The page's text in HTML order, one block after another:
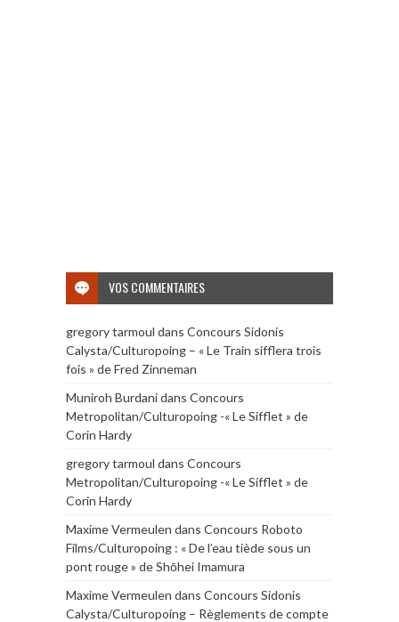
VOS COMMENTAIRES
gregory tarmoul dans Concours Sidonis
Calysta/Culturopoing – « Le Train sifflera trois
fois » de Fred Zinneman
Muniroh Burdanidans Concours
Metropolitan/Culturopoing -« Le Sifflet » de
Corin Hardy
gregory tarmoul dans Concours
Metropolitan/Culturopoing -« Le Sifflet » de
Corin Hardy
Maxime Vermeulen dans Concours Roboto
Films/Culturopoing : « De l’eau tiède sous un
pont rouge » de Shōhei Imamura
Maxime Vermeulen dans Concours Sidonis
Calysta/Culturopoing – Règlements de compte